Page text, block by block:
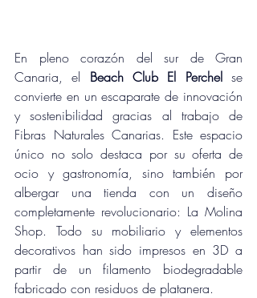
En pleno corazón del sur de Gran
Canaria, el Beach Club El Perchel se
convierte en un escaparate de innovación
y sostenibilidad gracias al trabajo de
Fibras Naturales Canarias. Este espacio
único no solo destaca por su oferta de
ocio y gastronomía, sino también por
albergar una tienda con un diseño
completamente revolucionario: La Molina
Shop. Todo su mobiliario y elementos
decorativos han sido impresos en 3D a
partir de un filamento biodegradable
fabricado con residuos de platanera.